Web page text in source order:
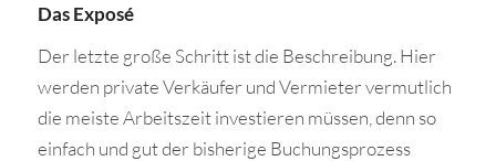
Das Exposé
Der letzte große Schritt ist die Beschreibung. Hier
werden private Verkäufer und Vermieter vermutlich
die meiste Arbeitszeit investieren müssen, denn so
einfach und gut der bisherige Buchungsprozess